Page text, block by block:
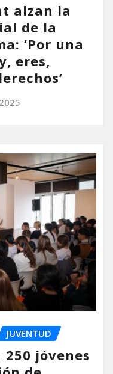
alzan la
de la
‘Por una
eres,
JUVENTUD
jóvenes